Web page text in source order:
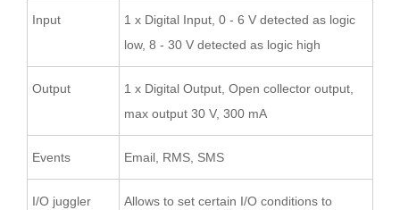
Input
1 x Digital Input, 0 - 6 V detected as logic
low, 8 - 30 V detected as logic high
Output
1 x Digital Output, Open collector output,
max output 30 V, 300 mA
Events Email, RMS, SMS
I/O juggler
Allows to set certain I/O conditions to